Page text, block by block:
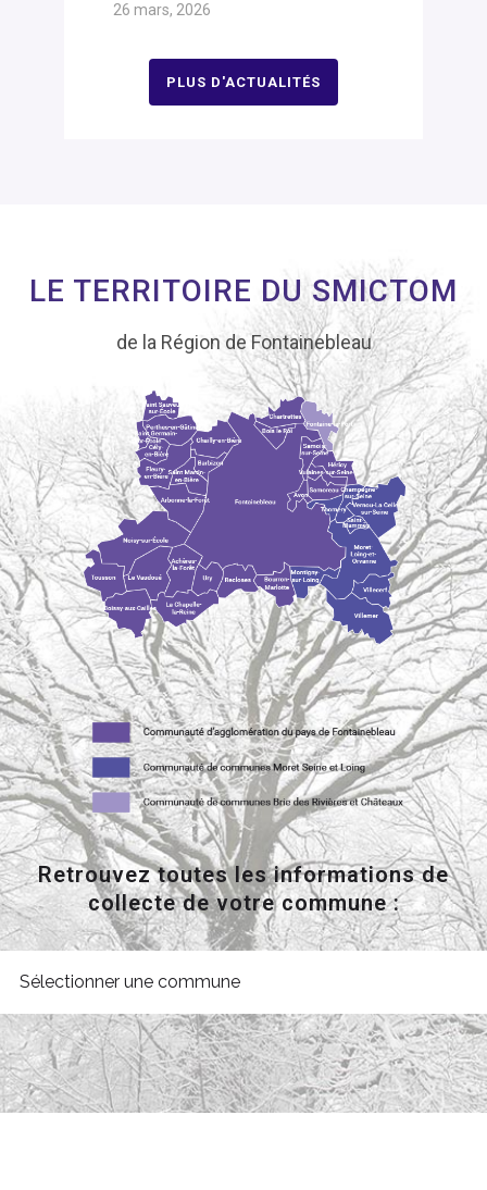
26 mars, 2026
PLUS D'ACTUALITÉS
LE TERRITOIRE DU SMICTOM
de la Région de Fontainebleau
Retrouvez toutes les informations de
collecte de votre commune :